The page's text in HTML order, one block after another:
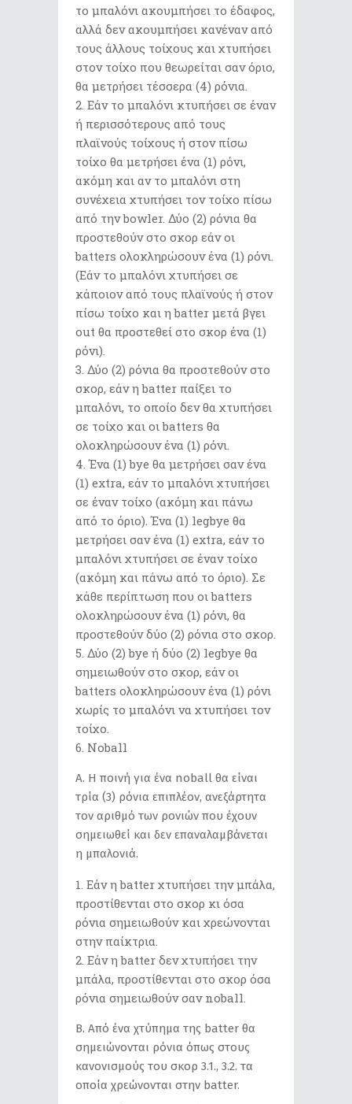
το μπαλόνι ακουμπήσει το έδαφος,
αλλά δεν ακουμπήσει κανέναν από
τους άλλους τοίχους και χτυπήσει
στον τοίχο που θεωρείται σαν όριο,
θα μετρήσει τέσσερα (4) ρόνια.
Εάν το μπαλόνι κτυπήσει σε έναν
ή περισσότερους από τους
πλαϊνούς τοίχους ή στον πίσω
τοίχο θα μετρήσει ένα (1) ρόνι,
ακόμη και αν το μπαλόνι στη
συνέχεια χτυπήσει τον τοίχο πίσω
από την bowler. Δύο (2) ρόνια θα
προστεθούν στο σκορ εάν οι
batters ολοκληρώσουν ένα (1) ρόνι.
(Εάν το μπαλόνι χτυπήσει σε
κάποιον από τους πλαϊνούς ή στον
πίσω τοίχο και η batter μετά βγει
out θα προστεθεί στο σκορ ένα (1)
ρόνι).
Δύο (2) ρόνια θα προστεθούν στο
σκορ, εάν η batter παίξει το
μπαλόνι, το οποίο δεν θα χτυπήσει
σε τοίχο και οι batters θα
ολοκληρώσουν ένα (1) ρόνι.
Ένα (1) bye θα μετρήσει σαν ένα
(1) extra, εάν το μπαλόνι χτυπήσει
σε έναν τοίχο (ακόμη και πάνω
από το όριο). Ένα (1) legbye θα
μετρήσει σαν ένα (1) extra, εάν το
μπαλόνι χτυπήσει σε έναν τοίχο
(ακόμη και πάνω από το όριο). Σε
κάθε περίπτωση που οι batters
ολοκληρώσουν ένα (1) ρόνι, θα
προστεθούν δύο (2) ρόνια στο σκορ.
Δύο (2) bye ή δύο (2) legbye θα
σημειωθούν στο σκορ, εάν οι
batters ολοκληρώσουν ένα (1) ρόνι
χωρίς το μπαλόνι να χτυπήσει τον
τοίχο.
Noball
Α. Η ποινή για ένα noball θα είναι
τρία (3) ρόνια επιπλέον, ανεξάρτητα
τον αριθμό των ρονιών που έχουν
σημειωθεί και δεν επαναλαμβάνεται
η μπαλονιά.
Εάν η batter χτυπήσει την μπάλα,
προστίθενται στο σκορ κι όσα
ρόνια σημειωθούν και χρεώνονται
στην παίκτρια.
Εάν η batter δεν χτυπήσει την
μπάλα, προστίθενται στο σκορ όσα
ρόνια σημειωθούν σαν noball.
Β. Από ένα χτύπημα της batter θα
σημειώνονται ρόνια όπως στους
κανονισμούς του σκορ 3.1., 3.2. τα
οποία χρεώνονται στην batter.